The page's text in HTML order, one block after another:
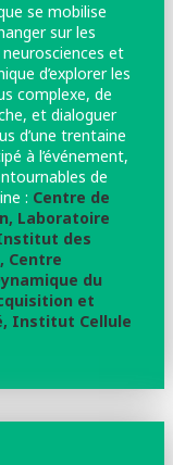
se mobilise
sur les
et
d’explorer les
complexe, de
et dialoguer
d’une trentaine
à l’événement,
de
: Centre de
Laboratoire
des
Centre
du
et
Institut Cellule